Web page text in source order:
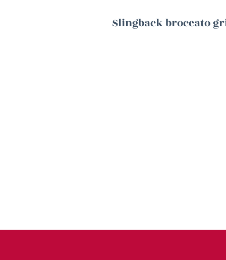
Slingback broccato